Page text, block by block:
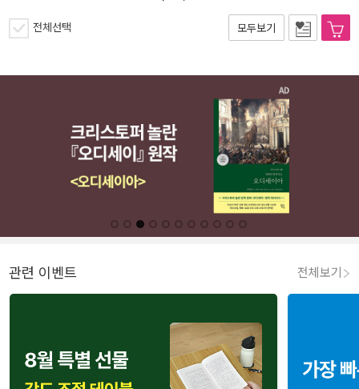
전체선택 모두보기
관련 이벤트 전체보기